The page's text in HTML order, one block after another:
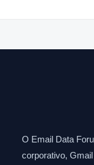
O Email Data
corporativo,